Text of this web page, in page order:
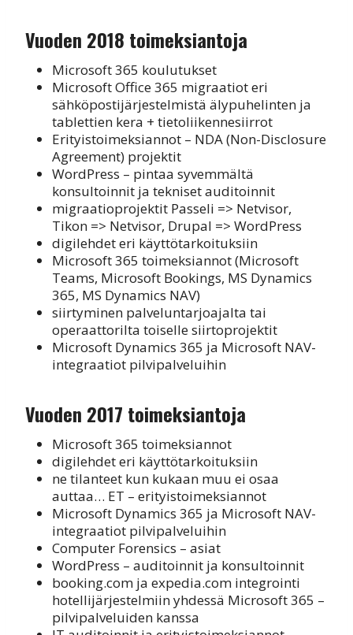
Vuoden 2018 toimeksiantoja
Microsoft 365 koulutukset
Microsoft Office 365 migraatiot eri
sähköpostijärjestelmistä älypuhelinten ja
tablettien kera + tietoliikennesiirrot
Erityistoimeksiannot – NDA (Non-Disclosure
Agreement) projektit
WordPress – pintaa syvemmältä
konsultoinnit ja tekniset auditoinnit
migraatioprojektit Passeli => Netvisor,
Tikon => Netvisor, Drupal => WordPress
digilehdet eri käyttötarkoituksiin
Microsoft 365 toimeksiannot (Microsoft
Teams, Microsoft Bookings, MS Dynamics
365, MS Dynamics NAV)
siirtyminen palveluntarjoajalta tai
operaattorilta toiselle siirtoprojektit
Microsoft Dynamics 365 ja Microsoft NAV-
integraatiot pilvipalveluihin
Vuoden 2017 toimeksiantoja
Microsoft 365 toimeksiannot
digilehdet eri käyttötarkoituksiin
ne tilanteet kun kukaan muu ei osaa
auttaa… ET – erityistoimeksiannot
Microsoft Dynamics 365 ja Microsoft NAV-
integraatiot pilvipalveluihin
Computer Forensics – asiat
WordPress – auditoinnit ja konsultoinnit
booking.com ja expedia.com integrointi
hotellijärjestelmiin yhdessä Microsoft 365 –
pilvipalveluiden kanssa